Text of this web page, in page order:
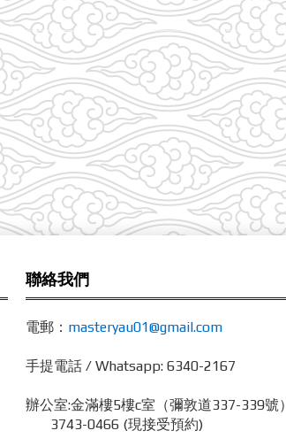
聯絡我們
電郵： masteryau01@gmail.com
手提電話 / Whatsapp: 6340-2167
辦公室:金滿樓5樓c室（彌敦道337-339號）
3743-0466 (現接受預約)